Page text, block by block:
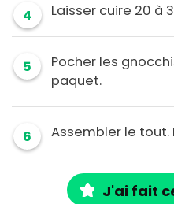
4 Laisser cuire 20 à
5
Pocher les
paquet.
6 Assembler le tout.
J'ai fait